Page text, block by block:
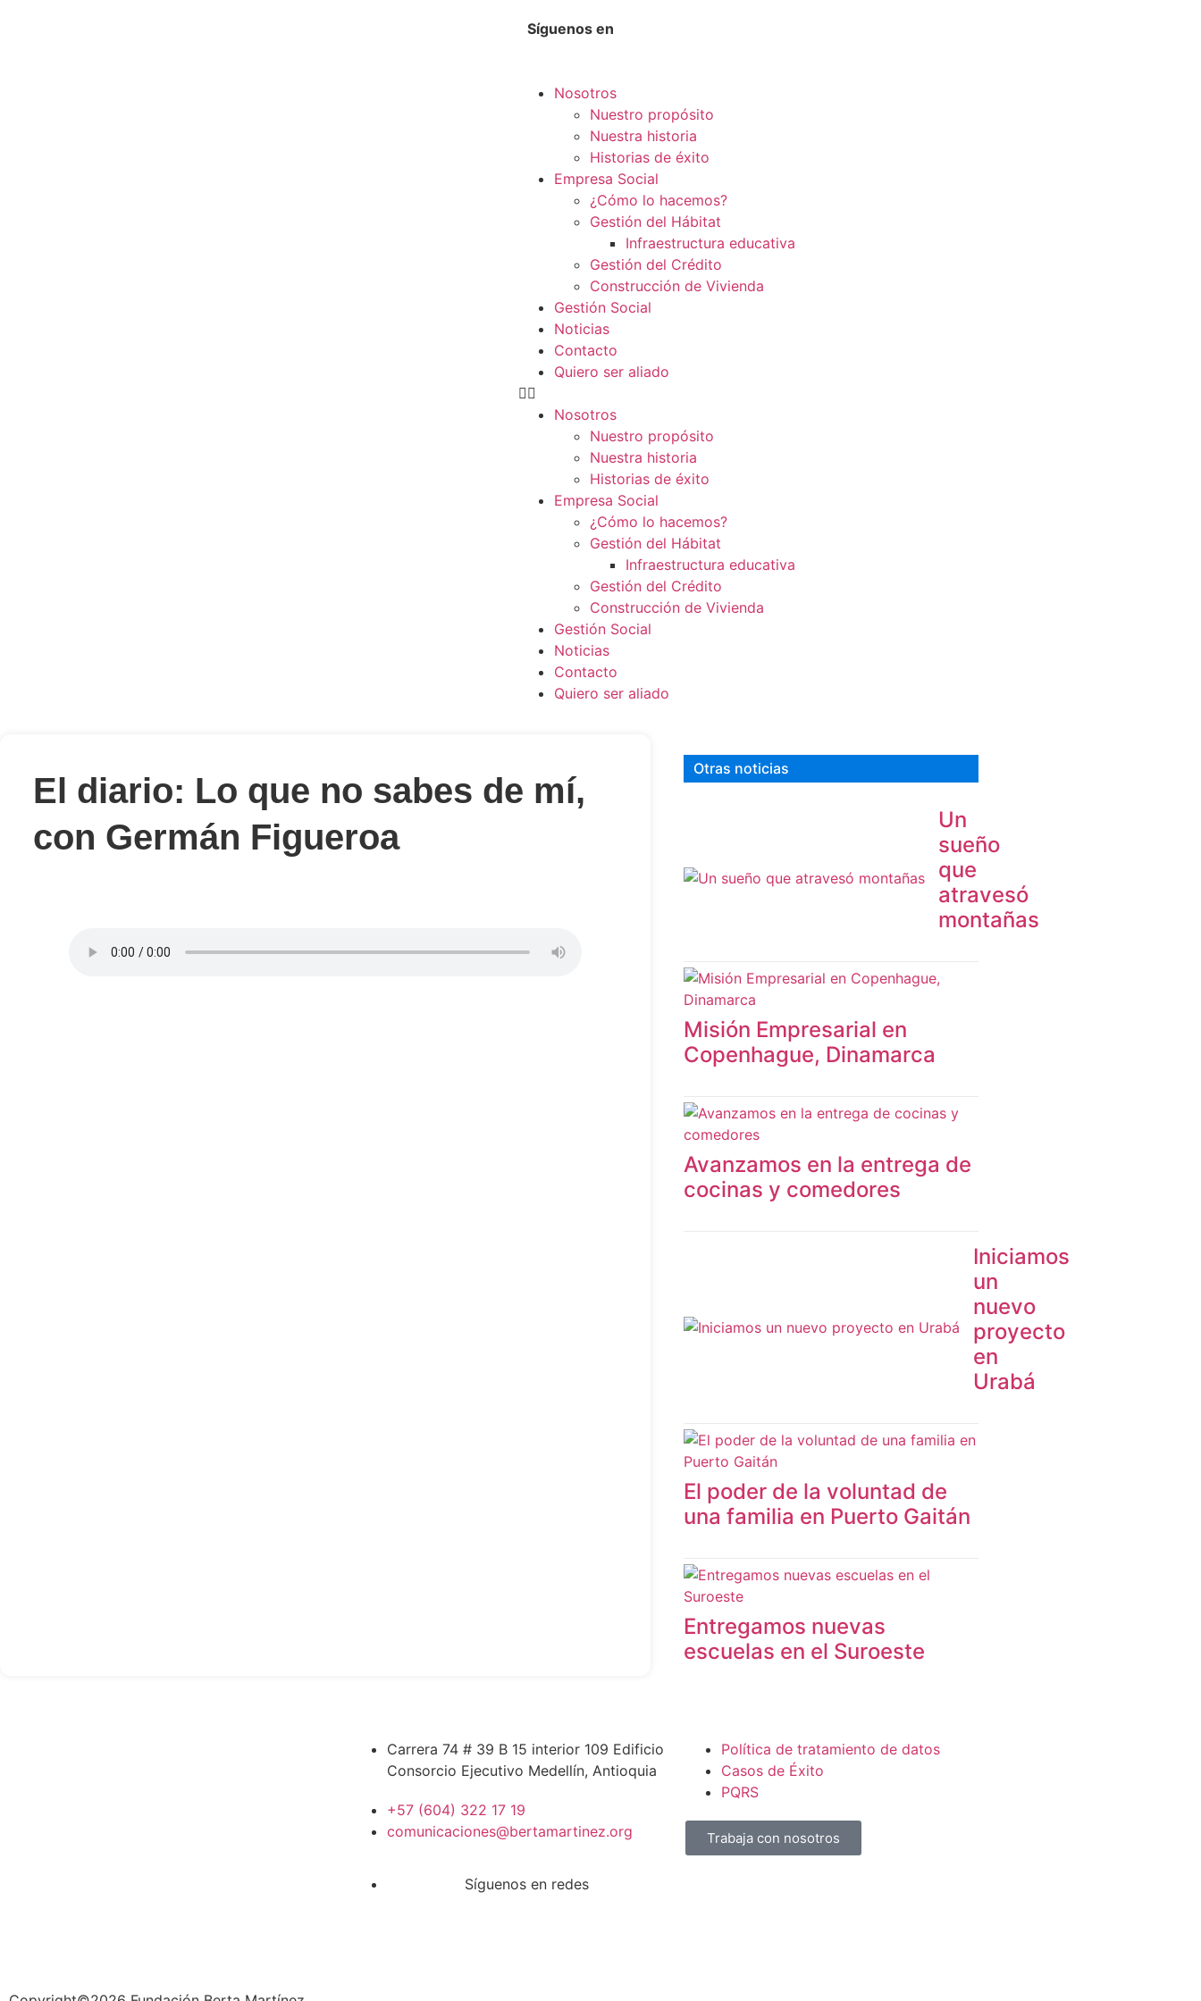
Síguenos en
Nosotros
Nuestro propósito
Nuestra historia
Historias de éxito
Empresa Social
¿Cómo lo hacemos?
Gestión del Hábitat
Infraestructura educativa
Gestión del Crédito
Construcción de Vivienda
Gestión Social
Noticias
Contacto
Quiero ser aliado
Nosotros
Nuestro propósito
Nuestra historia
Historias de éxito
Empresa Social
¿Cómo lo hacemos?
Gestión del Hábitat
Infraestructura educativa
Gestión del Crédito
Construcción de Vivienda
Gestión Social
Noticias
Contacto
Quiero ser aliado
El diario: Lo que no sabes de mí,
con Germán Figueroa
Otras noticias
Un
sueño
que
atravesó
montañas
Misión Empresarial en
Copenhague, Dinamarca
Avanzamos en la entrega de
cocinas y comedores
Iniciamos
un
nuevo
proyecto
en
Urabá
El poder de la voluntad de
una familia en Puerto Gaitán
Entregamos nuevas
escuelas en el Suroeste
Carrera 74 # 39 B 15 interior 109 Edificio
Consorcio Ejecutivo Medellín, Antioquia
+57 (604) 322 17 19
comunicaciones@bertamartinez.org
Política de tratamiento de datos
Casos de Éxito
PQRS
Trabaja con nosotros
Síguenos en redes